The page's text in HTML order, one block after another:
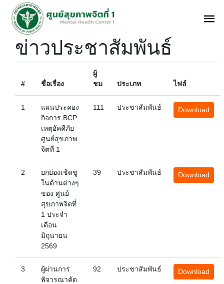
ข่าวประชาสัมพันธ์
# ชื่อเรื่อง
ผู้
ชม
ประเภท ไฟล์
1
แผนประคอง
กิจการ BCP
เหตุอัคคีภัย
ศูนย์สุขภาพ
จิตที่ 1
111 ประชาสัมพันธ์ Download
2
ยกย่องเชิดชู
ในด้านต่างๆ
ของ ศูนย์
สุขภาพจิตที่
1 ประจำ
เดือน
มิถุนายน
2569
39 ประชาสัมพันธ์ Download
3
ผู้ผ่านการ
พิจารณาคัด
92 ประชาสัมพันธ์ Download